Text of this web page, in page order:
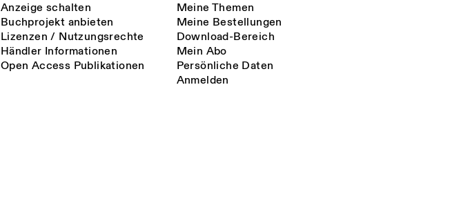
Anzeige schalten
Buchprojekt anbieten
Lizenzen / Nutzungsrechte
Händler Informationen
Open Access Publikationen
Meine Themen
Meine Bestellungen
Download-Bereich
Mein Abo
Persönliche Daten
Anmelden